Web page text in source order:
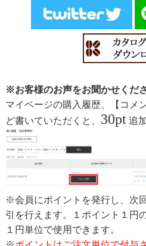
※お客様のお声をお聞かせくだ
マイページの購入履歴、【コメ
ど書いていただくと、 30pt追
※会員にポイントを発行し、次
引を行えます。１ポイント１円
１円単位で使用できます。